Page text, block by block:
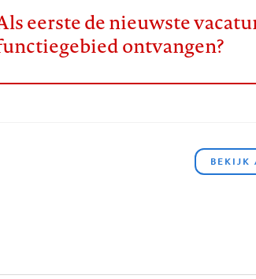
eerste de nieuwste
ontvangen?
BEKIJK